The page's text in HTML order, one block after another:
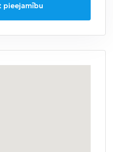
pieejamību